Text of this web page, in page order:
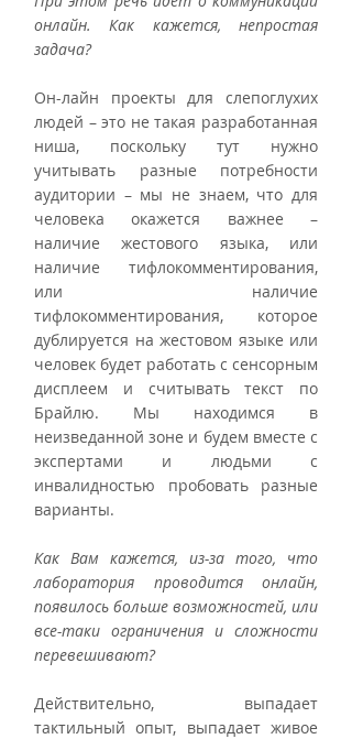
онлайн. Как кажется, непростая
задача?
Он-лайн проекты для слепоглухих
людей – это не такая разработанная
ниша, поскольку тут нужно
учитывать разные потребности
аудитории – мы не знаем, что для
человека окажется важнее –
наличие жестового языка, или
наличие тифлокомментирования,
или наличие
тифлокомментирования, которое
дублируется на жестовом языке или
человек будет работать с сенсорным
дисплеем и считывать текст по
Брайлю. Мы находимся в
неизведанной зоне и будем вместе с
экспертами и людьми с
инвалидностью пробовать разные
варианты.
Как Вам кажется, из-за того, что
лаборатория проводится онлайн,
появилось больше возможностей, или
все-таки ограничения и сложности
перевешивают?
Действительно, выпадает
тактильный опыт, выпадает живое